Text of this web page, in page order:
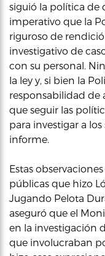
siguió la política de
imperativo que la
riguroso de
investigativo de
con su personal.
la ley y, si bien la
responsabilidad de
que seguir las
para investigar a los
informe.
Estas
públicas que hizo
Jugando Pelota
aseguró que el
en la investigación
que involucraban